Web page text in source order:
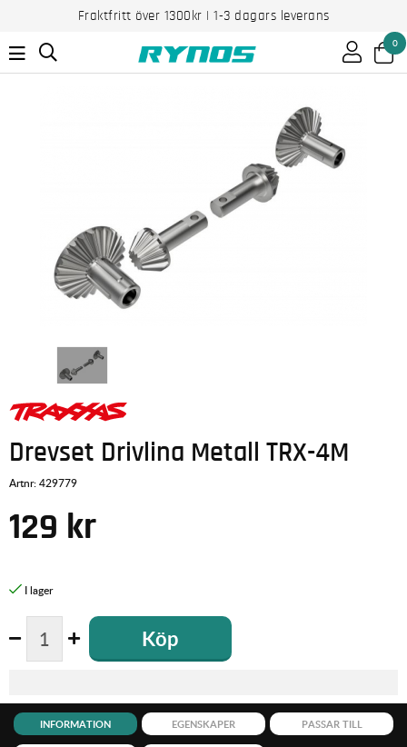
Fraktfritt över 1300kr | 1-3 dagars leverans
0
Drevset Drivlina Metall TRX-4M
Artnr:429779
129 kr
Köp
INFORMATION EGENSKAPER PASSAR TILL